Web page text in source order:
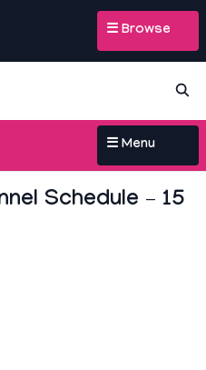
☰ Browse
☰ Menu
Schedule – 15